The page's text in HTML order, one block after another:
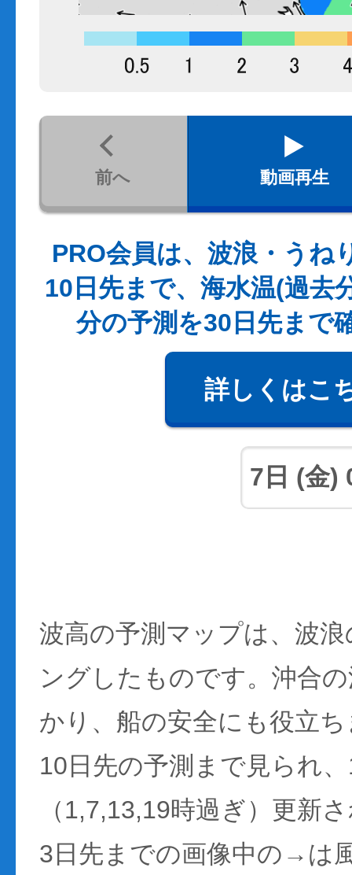
前へ 動画再生
PRO会員は、波浪・うね
10日先まで、海水温(過去
分の予測を30日先まで
詳しくはこ
波高の予測マップは、波
ングしたものです。沖合
かり、船の安全にも役立
10日先の予測まで見られ
（1,7,13,19時過ぎ）更新
3日先までの画像中の→は